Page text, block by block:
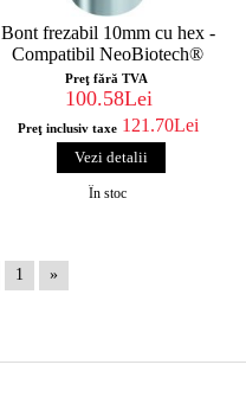
Bont frezabil 10mm cu hex -
Compatibil NeoBiotech®
Preţ fără TVA
100.58Lei
Preţ inclusiv taxe 121.70Lei
Vezi detalii
În stoc
1 »